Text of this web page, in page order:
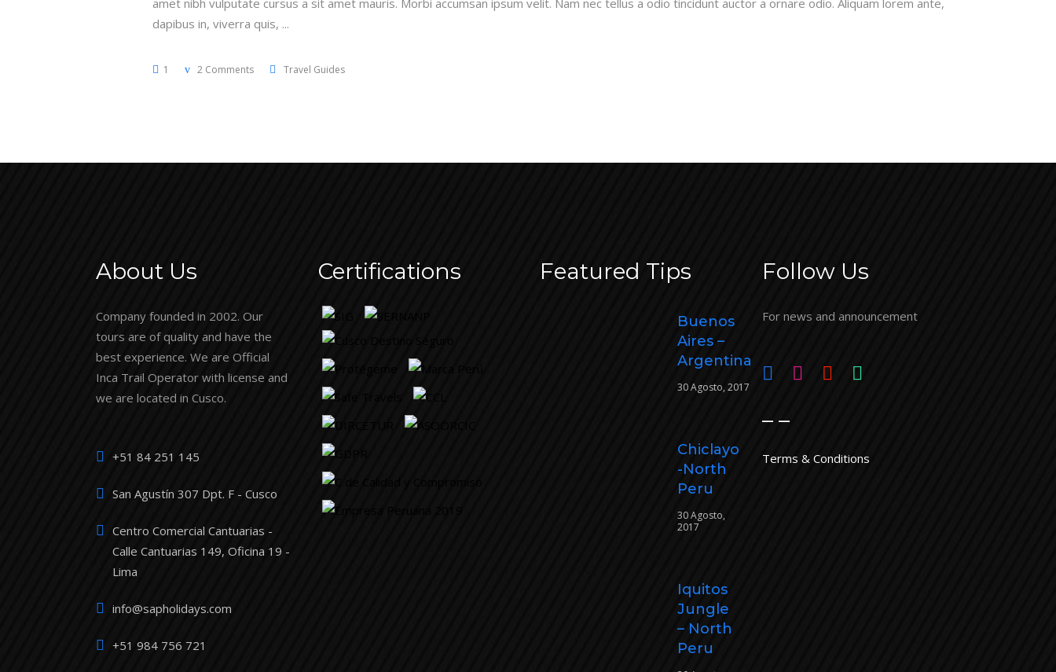
amet nibh vulputate cursus a sit amet mauris. Morbi accumsan ipsum velit. Nam nec tellus a odio tincidunt auctor a ornare odio. Aliquam lorem ante,
dapibus in, viverra quis,
1 2 Comments Travel Guides
About Us
Company founded in 2002. Our
tours are of quality and have the
best experience. We are Official
Inca Trail Operator with license and
we are located in Cusco.
+51 84 251 145
San Agustín 307 Dpt. F - Cusco
Centro Comercial Cantuarias -
Calle Cantuarias 149, Oficina 19 -
Lima
info@sapholidays.com
+51 984 756 721
Certifications Featured Tips
Buenos
Aires –
Argentina
30 Agosto, 2017
Chiclayo
-North
Peru
30 Agosto,
2017
Iquitos
Jungle
– North
Peru
Follow Us
For news and announcement
_ _
Terms & Conditions